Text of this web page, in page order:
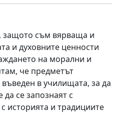
защото съм вярваща и
и духовните ценности
на морални и
че предметът
в училищата, за да
се запознаят с
историята и традициите